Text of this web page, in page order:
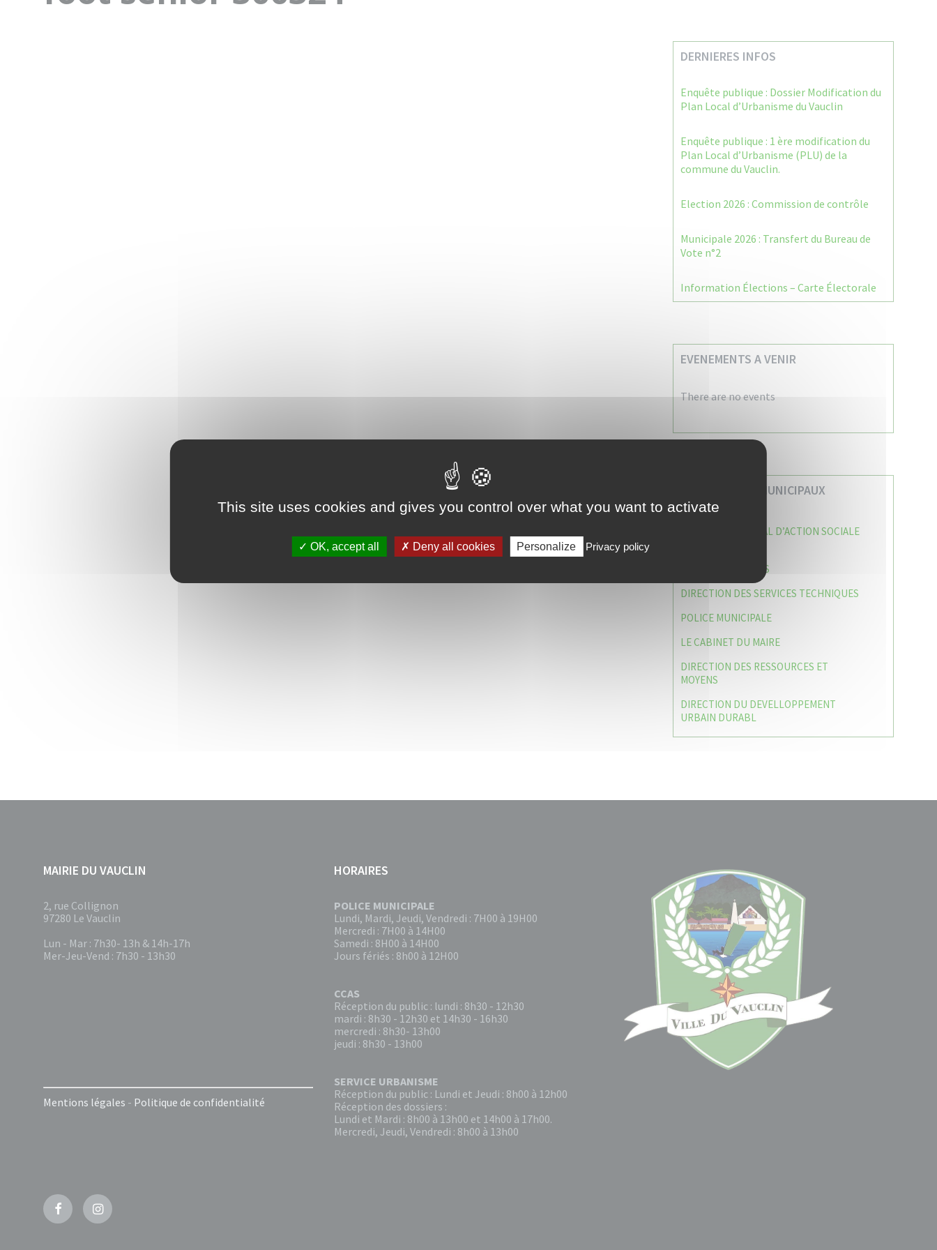
DERNIERES INFOS
Enquête publique : Dossier Modification du
Plan Local d’Urbanisme du Vauclin
Enquête publique : 1 ère modification du
Plan Local d’Urbanisme (PLU) de la
commune du Vauclin.
Election 2026 : Commission de contrôle
Municipale 2026 : Transfert du Bureau de
Vote n°2
Information Élections – Carte Électorale
EVENEMENTS A VENIR
There are no events
VOS SERVICES MUNICIPAUX
CENTRE COMMUNAL D’ACTION SOCIALE
CAISSE DES ÉCOLES
DIRECTION DES SERVICES TECHNIQUES
POLICE MUNICIPALE
LE CABINET DU MAIRE
DIRECTION DES RESSOURCES ET
MOYENS
DIRECTION DU DEVELLOPPEMENT
URBAIN DURABL
MAIRIE DU VAUCLIN
2, rue Collignon
97280 Le Vauclin
Lun - Mar : 7h30- 13h & 14h-17h
Mer-Jeu-Vend : 7h30 - 13h30
Mentions légales - Politique de confidentialité
HORAIRES
POLICE MUNICIPALE
Lundi, Mardi, Jeudi, Vendredi : 7H00 à 19H00
Mercredi : 7H00 à 14H00
Samedi : 8H00 à 14H00
Jours fériés : 8h00 à 12H00
CCAS
Réception du public : lundi : 8h30 - 12h30
mardi : 8h30 - 12h30 et 14h30 - 16h30
mercredi : 8h30- 13h00
jeudi : 8h30 - 13h00
SERVICE URBANISME
Réception du public : Lundi et Jeudi : 8h00 à 12h00
Réception des dossiers :
Lundi et Mardi : 8h00 à 13h00 et 14h00 à 17h00.
Mercredi, Jeudi, Vendredi : 8h00 à 13h00
FacebookInstagram
This site uses cookies and gives you control over what you want to activate
OK, accept all Deny all cookies Personalize Privacy policy